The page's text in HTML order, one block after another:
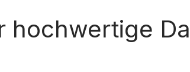
hochwertige